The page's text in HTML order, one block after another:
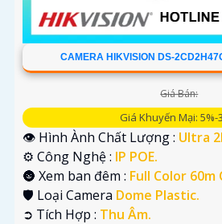
CAMERA HIKVISION DS-
Giá Bán:
Giá Khuyến Mại: 5%-
👁 Hình Ành Chất Lượng : Ultra
⚙ Công Nghệ : IP POE.
🌚 Xem ban đêm : Full Color 60m
🛡 Loại Camera Dome Plastic.
️➲ Tích Hợp : Thu Âm.